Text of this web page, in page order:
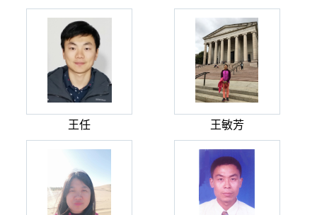
王任 王敏芳